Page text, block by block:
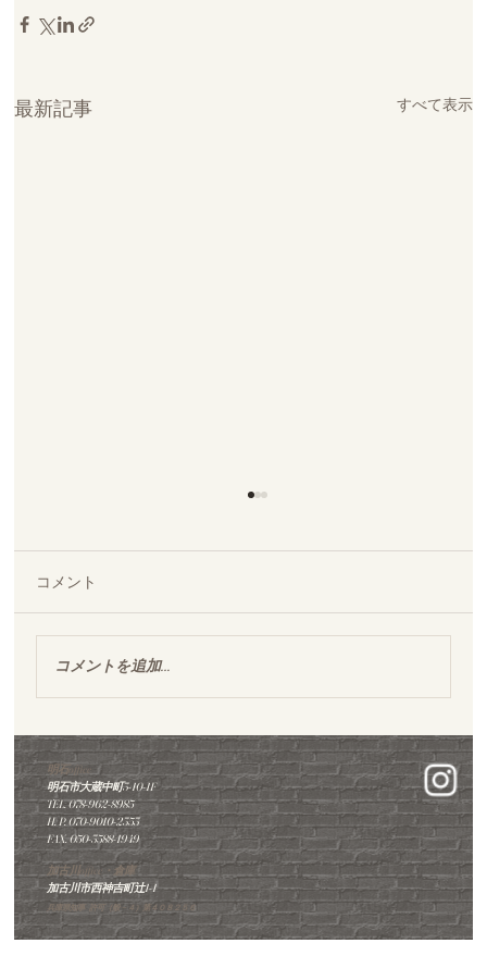
最新記事 すべて表示
明石市｜築35年マンショントイレ｜タン
ポポで華やかに新しく、他では難しいと
された工事が完成しました。
コメント
コメントを追加…
明石office
明石市大蔵中町3-10-1F
TEL. 078-962-8985
​H. P. 070-9010-2353
FAX. 050-3588-1949
加古川office・倉庫
加古川市西神吉町辻1-1
兵庫県知事 許可（般－４）第４０８２５６